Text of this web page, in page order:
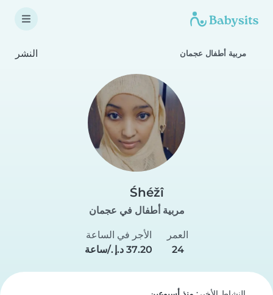
مربية أطفال عجمان النشر
Śhéžî
مربية أطفال في عجمان
العمر
24
الأجر في الساعة